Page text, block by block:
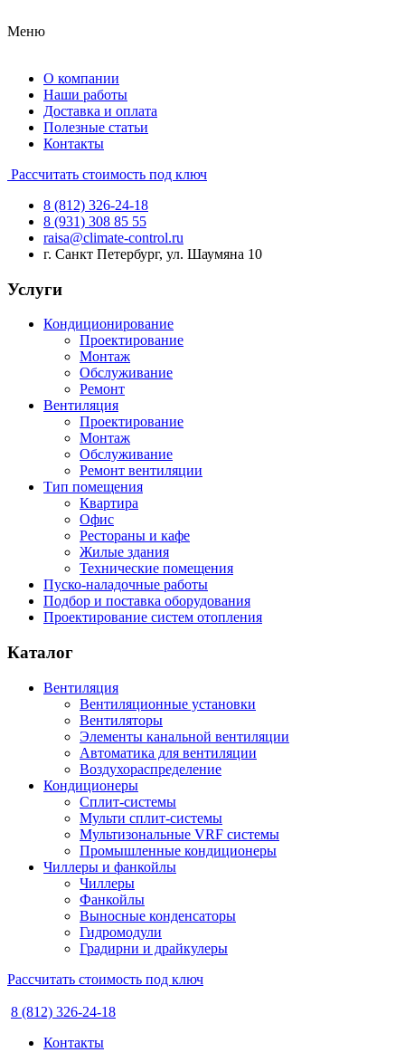
Меню
О компании
Наши работы
Доставка и оплата
Полезные статьи
Контакты
Рассчитать стоимость под ключ
8 (812) 326-24-18
8 (931) 308 85 55
raisa@climate-control.ru
г. Санкт Петербург, ул. Шаумяна 10
Услуги
Кондиционирование
Проектирование
Монтаж
Обслуживание
Ремонт
Вентиляция
Проектирование
Монтаж
Обслуживание
Ремонт вентиляции
Тип помещения
Квартира
Офис
Рестораны и кафе
Жилые здания
Технические помещения
Пуско-наладочные работы
Подбор и поставка оборудования
Проектирование систем отопления
Каталог
Вентиляция
Вентиляционные установки
Вентиляторы
Элементы канальной вентиляции
Автоматика для вентиляции
Воздухораспределение
Кондиционеры
Сплит-системы
Мульти сплит-системы
Мультизональные VRF системы
Промышленные кондиционеры
Чиллеры и фанкойлы
Чиллеры
Фанкойлы
Выносные конденсаторы
Гидромодули
Градирни и драйкулеры
Рассчитать стоимость под ключ
8 (812) 326-24-18
Контакты